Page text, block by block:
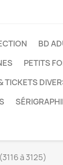
BD
PETITS
TICKETS
à 3125)